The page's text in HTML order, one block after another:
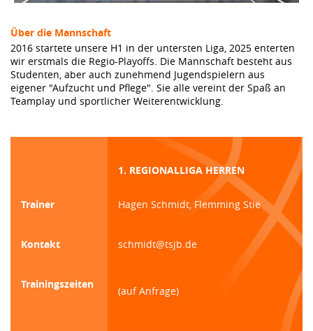
Über die Mannschaft
2016 startete unsere H1 in der untersten Liga, 2025 enterten
wir erstmals die Regio-Playoffs. Die Mannschaft besteht aus
Studenten, aber auch zunehmend Jugendspielern aus
eigener "Aufzucht und Pflege". Sie alle vereint der Spaß an
Teamplay und sportlicher Weiterentwicklung.
1. REGIONALLIGA HERREN
Trainer Hagen Schmidt, Flemming Stie
Kontakt schmidt@tsjb.de
Trainingszeiten
(auf Anfrage)